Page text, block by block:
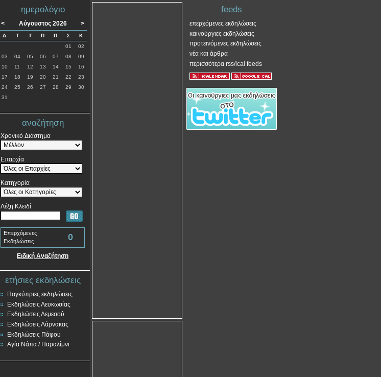
ημερολόγιο
< Αύγουστος 2026 >
Δ Τ Τ Π Π Σ
Κ
01
02
03
04 05 06 07 08
09
10
11 12 13 14 15
16
17
18 19 20 21 22
23
24
25 26 27 28 29
30
31
αναζήτηση
Χρονικό Διάστημα
Επαρχία
Κατηγορία
Λέξη Κλειδί
Επερχόμενες
Εκδηλώσεις
0
Ειδική Αναζήτηση
ετήσιες εκδηλώσεις
Παγκύπριες εκδηλώσεις
Εκδηλώσεις Λευκωσίας
Εκδηλώσεις Λεμεσού
Εκδηλώσεις Λάρνακας
Εκδηλώσεις Πάφου
Αγία Νάπα / Παραλίμνι
feeds
επερχόμενες εκδηλώσεις
καινούργιες εκδηλώσεις
προτεινόμενες εκδηλώσεις
νέα και άρθρα
περισσότερα rss/ical feeds